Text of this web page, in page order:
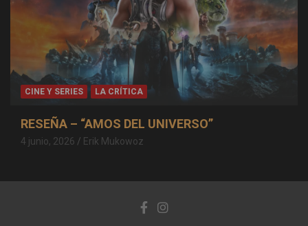
CINE Y SERIES LA CRÍTICA
RESEÑA – “AMOS DEL UNIVERSO”
4 junio, 2026 Erik Mukowoz